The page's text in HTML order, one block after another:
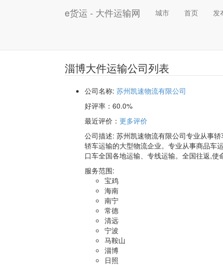
e货运 - 大件运输网 城市 首页 发
淄博大件运输公司列表
公司名称: 苏州凯速物流有限公司
好评率： 60.0%
最近评价 ： 更多评价
公司描述: 苏州凯速物流有限公司专业从事轿车托运、汽车运输，拥有丰富的物流运输经验，是一家致力于公路
轿车运输的大型物流企业。专业从事商品车
口车全国各地运输、专线运输。全国往返,
服务范围:
宝鸡
海南
南宁
常德
清远
宁波
马鞍山
淄博
日照